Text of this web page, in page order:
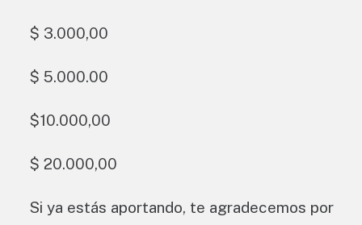
$ 3.000,00
$ 5.000.00
$10.000,00
$ 20.000,00
Si ya estás aportando, te agradecemos por